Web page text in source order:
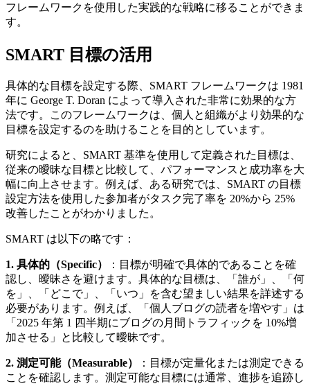
フレームワークを使用した実践的な戦略に移ることができま
す。
SMART 目標の活用
具体的な目標を設定する際、SMART フレームワークは 1981
年に George T. Doran によって導入された非常に効果的な方
法です。このフレームワークは、個人と組織がより効果的な
目標を設定するのを助けることを目的としています。
研究によると、SMART 基準を使用して定義された目標は、
従来の曖昧な目標と比較して、パフォーマンスと成功率を大
幅に向上させます。例えば、ある研究では、SMART の目標
設定方法を使用した参加者がタスク完了率を 20%から 25%
改善したことがわかりました。
SMART は以下の略です：
1. 具体的（Specific）
：目標が明確で具体的であることを確
認し、曖昧さを避けます。具体的な目標は、「誰が」、「何
を」、「どこで」、「いつ」を含む望ましい結果を詳述する
必要があります。例えば、「個人ブログの読者を増やす」は
「2025 年第 1 四半期にブログの月間トラフィックを 10%増
加させる」と比較して曖昧です。
2. 測定可能（Measurable）
：目標が定量化または測定できる
ことを確認します。測定可能な目標には通常、進捗を追跡し